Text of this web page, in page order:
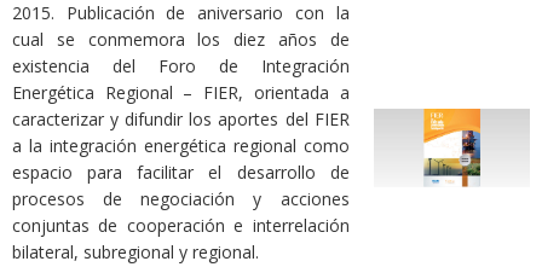
2015. Publicación de aniversario con la
cual se conmemora los diez años de
existencia del Foro de Integración
Energética Regional – FIER, orientada a
caracterizar y difundir los aportes del FIER
a la integración energética regional como
espacio para facilitar el desarrollo de
procesos de negociación y acciones
conjuntas de cooperación e interrelación
bilateral, subregional y regional.